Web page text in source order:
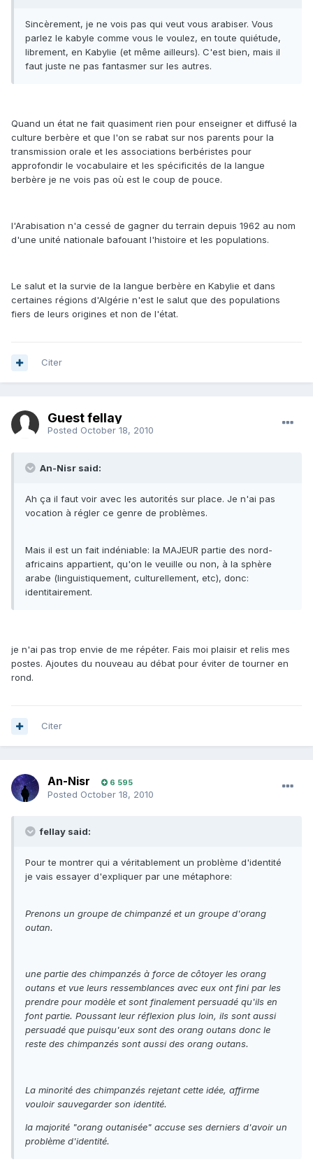
Sincèrement, je ne vois pas qui veut vous arabiser. Vous
parlez le kabyle comme vous le voulez, en toute quiétude,
librement, en Kabylie (et même ailleurs). C'est bien, mais il
faut juste ne pas fantasmer sur les autres.
Quand un état ne fait quasiment rien pour enseigner et diffusé la
culture berbère et que l'on se rabat sur nos parents pour la
transmission orale et les associations berbéristes pour
approfondir le vocabulaire et les spécificités de la langue
berbère je ne vois pas où est le coup de pouce.
l'Arabisation n'a cessé de gagner du terrain depuis 1962 au nom
d'une unité nationale bafouant l'histoire et les populations.
Le salut et la survie de la langue berbère en Kabylie et dans
certaines régions d'Algérie n'est le salut que des populations
fiers de leurs origines et non de l'état.
Citer
Guest fellay
Posted October 18, 2010
An-Nisr said:
Ah ça il faut voir avec les autorités sur place. Je n'ai pas
vocation à régler ce genre de problèmes.
Mais il est un fait indéniable: la MAJEUR partie des nord-
africains appartient, qu'on le veuille ou non, à la sphère
arabe (linguistiquement, culturellement, etc), donc:
identitairement.
je n'ai pas trop envie de me répéter. Fais moi plaisir et relis mes
postes. Ajoutes du nouveau au débat pour éviter de tourner en
rond.
Citer
An-Nisr 6 595
Posted October 18, 2010
fellay said:
Pour te montrer qui a véritablement un problème d'identité
je vais essayer d'expliquer par une métaphore:
Prenons un groupe de chimpanzé et un groupe d'orang
outan.
une partie des chimpanzés à force de côtoyer les orang
outans et vue leurs ressemblances avec eux ont fini par les
prendre pour modèle et sont finalement persuadé qu'ils en
font partie. Poussant leur réflexion plus loin, ils sont aussi
persuadé que puisqu'eux sont des orang outans donc le
reste des chimpanzés sont aussi des orang outans.
La minorité des chimpanzés rejetant cette idée, affirme
vouloir sauvegarder son identité.
la majorité "orang outanisée" accuse ses derniers d'avoir un
problème d'identité.